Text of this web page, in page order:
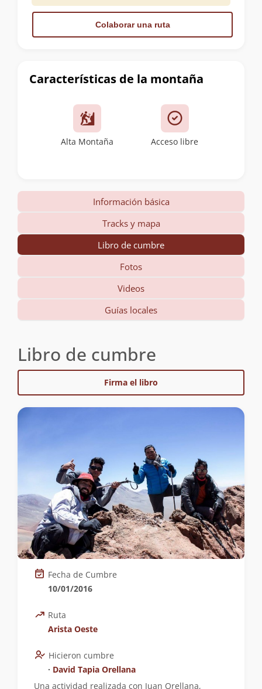
Características de la montaña
Alta Montaña Acceso libre
Colaborar una ruta
Información básica
Tracks y mapa
Libro de cumbre
Fotos
Videos
Guías locales
Libro de cumbre
Firma el libro
Fecha de Cumbre
10/01/2016
Ruta
Arista Oeste
Hicieron cumbre
∙ David Tapia Orellana
Una actividad realizada con Juan Orellana,